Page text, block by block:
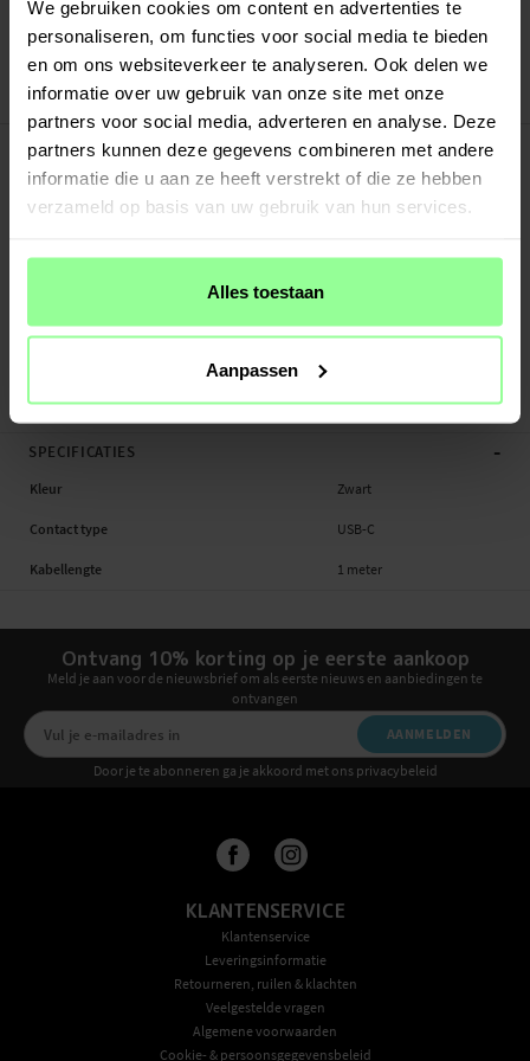
We gebruiken cookies om content en advertenties te
personaliseren, om functies voor social media te bieden
en om ons websiteverkeer te analyseren. Ook delen we
informatie over uw gebruik van onze site met onze
partners voor social media, adverteren en analyse. Deze
partners kunnen deze gegevens combineren met andere
informatie die u aan ze heeft verstrekt of die ze hebben
verzameld op basis van uw gebruik van hun services.
Alles toestaan
Aanpassen
Veilig betalen met Klarna of Paypal
30 dagen retourrecht
Art number:64711
PRODUCTBESCHRIJVING
Laad tot drie apparaten tegelijk op met deze slimme draadloze oplader. De
oplaadstandaard heeft een stijlvol en minimalistisch ontwerp dat je bureau of
Met veilige en betrouwbare oplading van maximaal 15W voor je telefoon, 3W
apparaten. Het smartphone-paneel is verstelbaar, zodat je het kunt instellen op
de perfecte kijkhoek voor je telefoon. Een USB-C-k...Meer
SPECIFICATIES -
Kleur Zwart
Contact type USB-C
Kabellengte 1 meter
Ontvang 10% korting op je eerste aankoop
Meld je aan voor de nieuwsbrief om als eerste nieuws en aanbiedingen te
ontvangen
AANMELDEN
Door je te abonneren ga je akkoord met ons privacybeleid
KLANTENSERVICE
Klantenservice
Leveringsinformatie
Retourneren, ruilen & klachten
Veelgestelde vragen
Algemene voorwaarden
Cookie- & persoonsgegevensbeleid